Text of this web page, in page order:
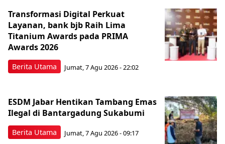
Berita Utama
Transformasi Digital Perkuat
Layanan, bank bjb Raih Lima
Titanium Awards pada PRIMA
Awards 2026
Jumat, 7 Agu 2026 - 22:02
Berita Utama
ESDM Jabar Hentikan Tambang Emas
Ilegal di Bantargadung Sukabumi
Jumat, 7 Agu 2026 - 09:17